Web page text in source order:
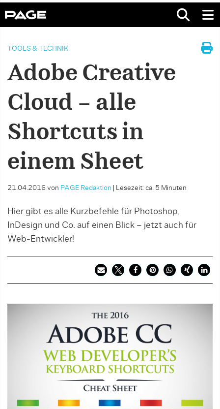
TOOLS & TECHNIK
Adobe Creative
Cloud – alle
Shortcuts in
einem Sheet
21.04.2016 von PAGE Redaktion Lesezeit: ca. 5 Minuten
Hier gibt es alle Kurzbefehle für Photoshop,
InDesign und Co. auf einen Blick – jetzt auch für
Web-Entwickler!